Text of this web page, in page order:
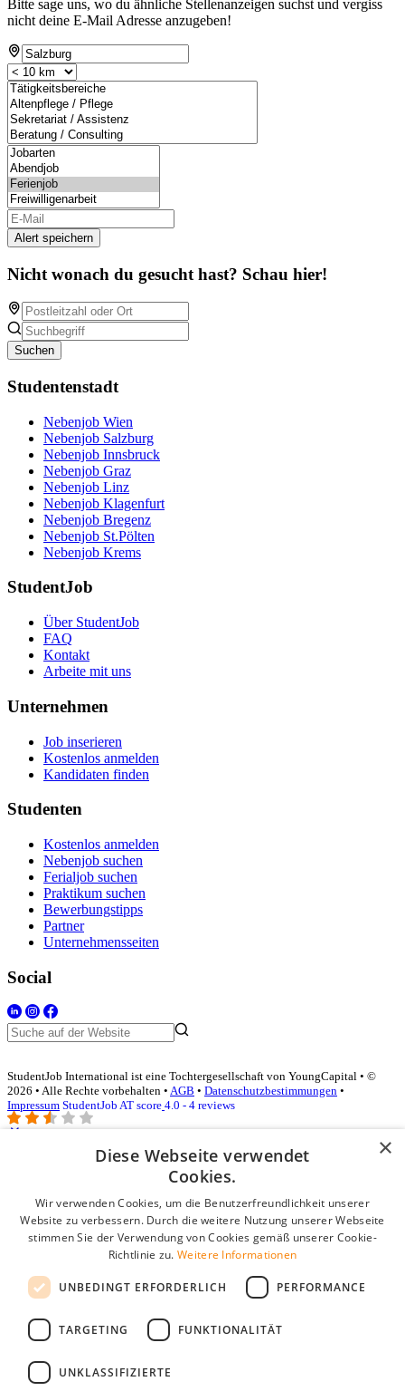
Bitte sage uns, wo du ähnliche Stellenanzeigen suchst und vergiss
nicht deine E-Mail Adresse anzugeben!
Alert speichern
Nicht wonach du gesucht hast? Schau hier!
Suchen
Studentenstadt
Nebenjob Wien
Nebenjob Salzburg
Nebenjob Innsbruck
Nebenjob Graz
Nebenjob Linz
Nebenjob Klagenfurt
Nebenjob Bregenz
Nebenjob St.Pölten
Nebenjob Krems
StudentJob
Über StudentJob
FAQ
Kontakt
Arbeite mit uns
Unternehmen
Job inserieren
Kostenlos anmelden
Kandidaten finden
Studenten
Kostenlos anmelden
Nebenjob suchen
Ferialjob suchen
Praktikum suchen
Bewerbungstipps
Partner
Unternehmensseiten
Social
StudentJob International ist eine Tochtergesellschaft von YoungCapital • ©
2026 • Alle Rechte vorbehalten • AGB • Datenschutzbestimmungen •
Impressum StudentJob AT score 4.0 - 4 reviews
Login für Unternehmen
E-Mail*
Passwort
Angemeldet bleiben
Passwort vergessen?
Kostenloses Unternehmensprofil
Wenn Sie sich registriert haben, können Sie ein Unternehmensprofil
×
Diese Webseite verwendet
Cookies.
Wir verwenden Cookies, um die Benutzerfreundlichkeit unserer
Website zu verbessern. Durch die weitere Nutzung unserer Webseite
stimmen Sie der Verwendung von Cookies gemäß unserer Cookie-
Richtlinie zu. Weitere Informationen
UNBEDINGT ERFORDERLICH PERFORMANCE
TARGETING FUNKTIONALITÄT
UNKLASSIFIZIERTE